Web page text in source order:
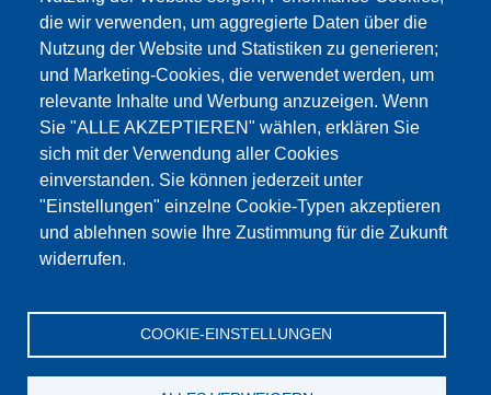
die wir verwenden, um aggregierte Daten über die
Nutzung der Website und Statistiken zu generieren;
und Marketing-Cookies, die verwendet werden, um
relevante Inhalte und Werbung anzuzeigen. Wenn
Sie "ALLE AKZEPTIEREN" wählen, erklären Sie
sich mit der Verwendung aller Cookies
einverstanden. Sie können jederzeit unter
"Einstellungen" einzelne Cookie-Typen akzeptieren
und ablehnen sowie Ihre Zustimmung für die Zukunft
widerrufen.
COOKIE-EINSTELLUNGEN
Этот материал заблокирован, потому что
файлы cookie Google Maps не были приняты.
НЕОБХОДИМО ПРИНЯТЬ ТОЛЬКО
ФАЙЛЫ COOKIE GOOGLE MAPS.
Alle Cookies akzeptieren